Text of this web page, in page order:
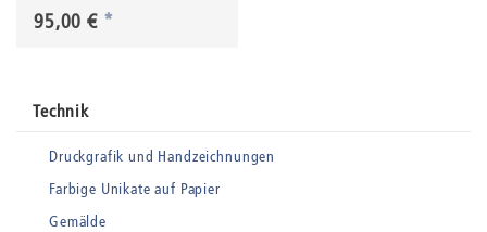
95,00 € *
Technik
Druckgrafik und Handzeichnungen
Farbige Unikate auf Papier
Gemälde